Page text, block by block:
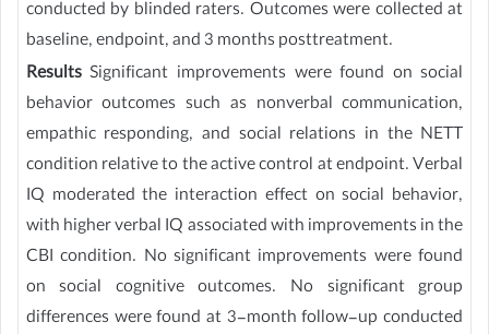
conducted by blinded raters. Outcomes were collected at
baseline, endpoint, and 3 months posttreatment.
ResultsSignificant improvements were found on social
behavior outcomes such as nonverbal communication,
empathic responding, and social relations in the NETT
condition relative to the active control at endpoint. Verbal
IQ moderated the interaction effect on social behavior,
with higher verbal IQ associated with improvements in the
CBI condition. No significant improvements were found
on social cognitive outcomes. No significant group
differences were found at 3-month follow-up conducted